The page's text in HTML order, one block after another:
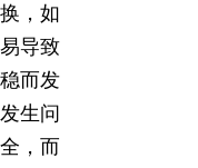
，如
导致
而发
生问
，而